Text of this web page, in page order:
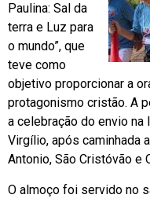
Paulina: Sal da
terra e Luz para
o mundo”, que
teve como
objetivo proporcionar a
protagonismo cristão. A
a celebração do envio na
Virgílio, após caminhada
Antonio, São Cristóvão e
O almoço foi servido no